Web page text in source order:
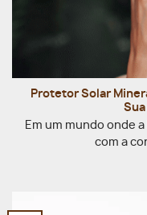
Protetor Solar
Em um mundo onde
com a